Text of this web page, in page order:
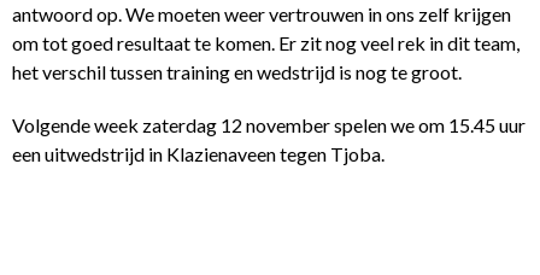
antwoord op. We moeten weer vertrouwen in ons zelf krijgen
om tot goed resultaat te komen. Er zit nog veel rek in dit team,
het verschil tussen training en wedstrijd is nog te groot.
Volgende week zaterdag 12 november spelen we om 15.45 uur
een uitwedstrijd in Klazienaveen tegen Tjoba.